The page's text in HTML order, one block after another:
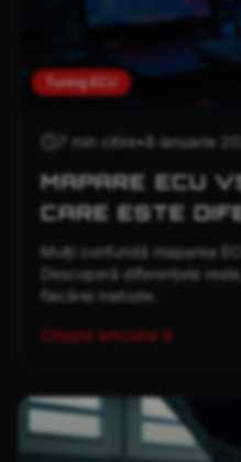
Tuning ECU
7 min citire•8 ianuarie
MAPARE ECU
CARE ESTE
Mulți confundă maparea
Descoperă diferențele
fiecărei metode.
Citește articolul